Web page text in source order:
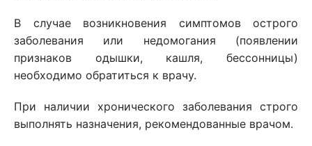
В случае возникновения симптомов острого
заболевания или недомогания (появлении
признаков одышки, кашля, бессонницы)
необходимо обратиться к врачу.
При наличии хронического заболевания строго
выполнять назначения, рекомендованные врачом.